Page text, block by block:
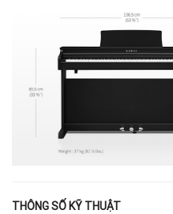
THÔNG SỐ KỸ THUẬT